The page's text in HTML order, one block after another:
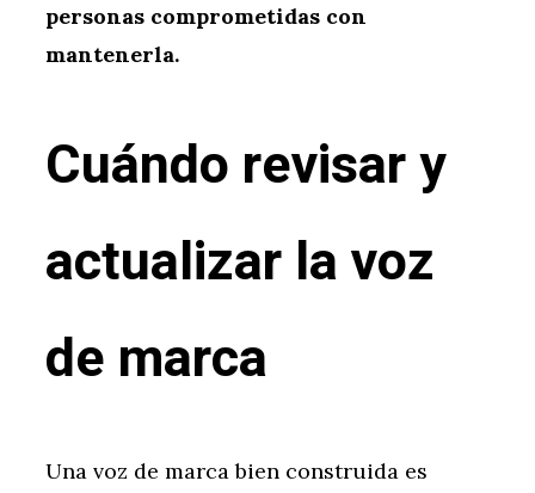
personas comprometidas con
mantenerla.
Cuándo revisar y
actualizar la voz
de marca
Una voz de marca bien construida es